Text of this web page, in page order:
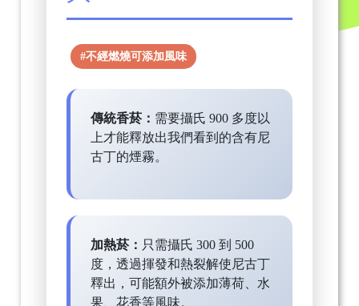
#不經燃燒可添加風味
傳統香菸： 需要攝氏 900 多度以
上才能釋放出我們看到的含有尼
古丁的煙霧。
加熱菸： 只需攝氏 300 到 500
度，透過揮發和熱裂解使尼古丁
釋出，可能額外被添加薄荷、水
果、花香等風味。